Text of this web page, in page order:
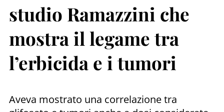
studio Ramazzini che
mostra il legame tra
l’erbicida e i tumori
Aveva mostrato una correlazione tra